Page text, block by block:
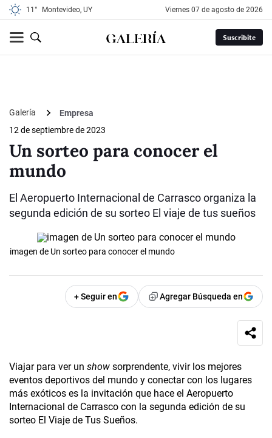
11° Montevideo, UY viernes 07 de agosto de 2026
Suscribite
Galería
Empresa
12 de septiembre de 2023
Un sorteo para conocer el
mundo
El Aeropuerto Internacional de Carrasco organiza la
segunda edición de su sorteo El viaje de tus sueños
imagen de Un sorteo para conocer el mundo
+ Seguir en Agregar Búsqueda en
Viajar para ver un show sorprendente, vivir los mejores
eventos deportivos del mundo y conectar con los lugares
más exóticos es la invitación que hace el Aeropuerto
Internacional de Carrasco con la segunda edición de su
sorteo El Viaje de Tus Sueños.